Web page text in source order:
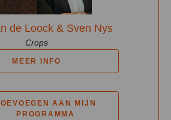
de Loock & Sven Nys
Crops
MEER INFO
AAN MIJN
PROGRAMMA